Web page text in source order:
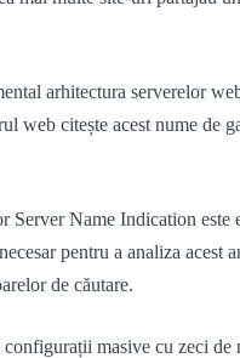
arhitectura serverelor
citește acest nume de
Name Indication
pentru a analiza
de căutare.
masive cu zeci